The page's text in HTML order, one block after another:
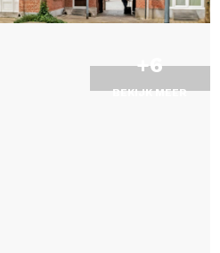
+6
BEKIJK MEER